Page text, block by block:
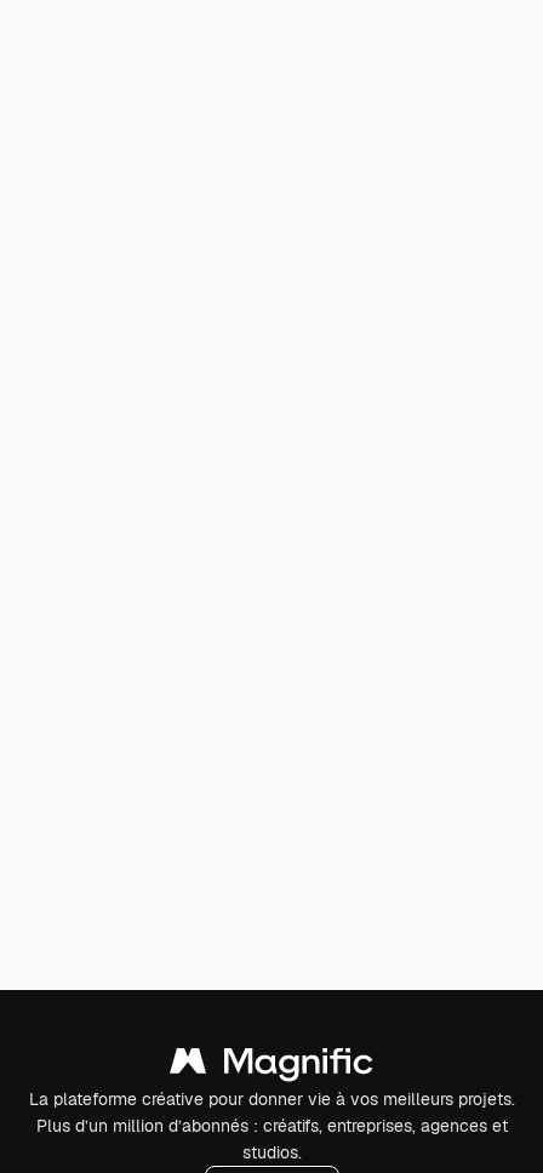
La plateforme créative pour donner vie à vos meilleurs projets.
Plus d’un million d’abonnés : créatifs, entreprises, agences et
studios.